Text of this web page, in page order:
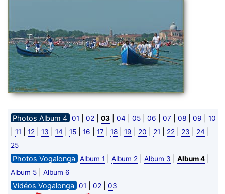
Photos Album 4 01 02 03| 04 05| 06 07 08| 09 10
11 12 13 14 15| 16 17 18| 19 20 21 22 23 24
25
Photos Vogalonga Album 1 Album 2 Album 3 Album 4|
Album 5| Album 6
Vidéos Vogalonga 01 02
03